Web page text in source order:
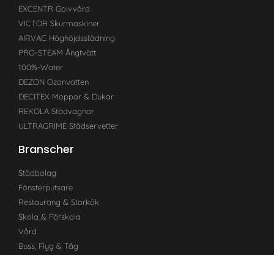
EXCENTR Golvvård
VICTOR Skurmaskiner
AIRVAC Höghöjdsstädning
PRO-STEAM Ångtvätt
100%-Water
DEZON Ozonvatten
DECITEX Moppar & Dukar
REKOLA Städvagnar
ULTRAGRIME Städservetter
Branscher
Städbolag
Fönsterputsare
Restaurang & Storkök
Skola & Förskola
Vård
Buss, Flyg & Tåg